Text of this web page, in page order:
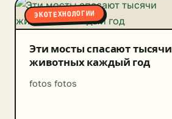
ЭКОТЕХНОЛОГИИ
Эти мосты спасают тысячи
животных каждый год
fotos fotos